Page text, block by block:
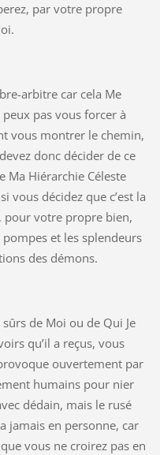
par votre propre
arbitre car cela Me
pas vous forcer à
vous montrer le chemin,
donc décider de ce
Ma Hiérarchie Céleste
vous décidez que c’est la
pour votre propre bien,
et les splendeurs
des démons.
sûrs de Moi ou de Qui Je
qu’il a reçus, vous
ouvertement par
humains pour nier
dédain, mais le rusé
jamais en personne, car
vous ne croirez pas en